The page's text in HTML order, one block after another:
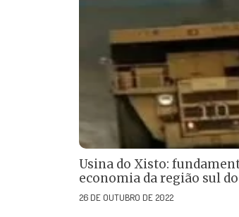
Usina do Xisto:
economia da região sul
26 DE OUTUBRO DE 2022